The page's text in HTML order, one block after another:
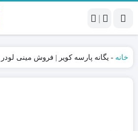
|
خانه - یگانه پارسه کویر | فروش مینی لودر